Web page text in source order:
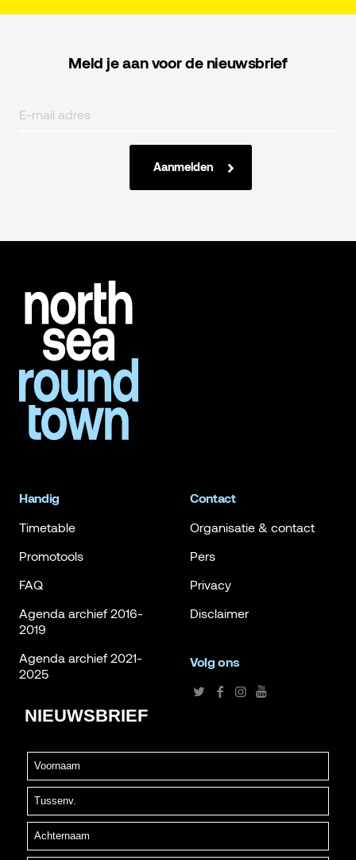
Meld je aan voor de nieuwsbrief
Aanmelden
Handig
Timetable
Promotools
FAQ
Agenda archief 2016-
2019
Agenda archief 2021-
2025
Contact
Organisatie & contact
Pers
Privacy
Disclaimer
Volg ons